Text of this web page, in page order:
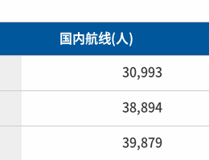
国内航线(人)
30,993
38,894
39,879